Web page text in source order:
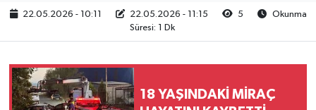
22.05.2026 - 10:11 22.05.2026 - 11:15 5
Okunma
Süresi: 1 Dk
18 YAŞINDAKİ MİRAÇ